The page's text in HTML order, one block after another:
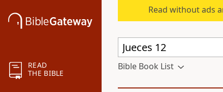
READ
THE BIBLE
Read without ads
Bible Book List